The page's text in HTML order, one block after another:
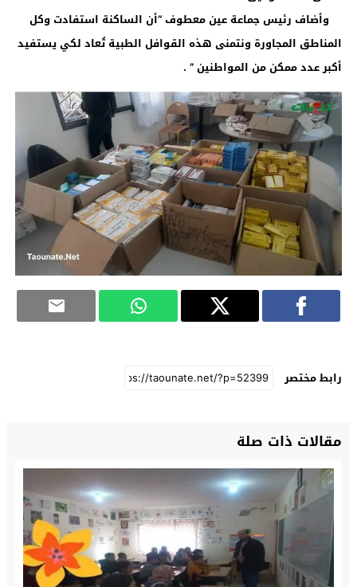
وأضاف رئيس جماعة عين معطوف “أن الساكنة استفادت وكل
المناطق المجاورة ونتمنى هذه القوافل الطبية تُعاد لكي يستفيد
أكبر عدد ممكن من المواطنين ” .
رابط مختصر
مقالات ذات صلة